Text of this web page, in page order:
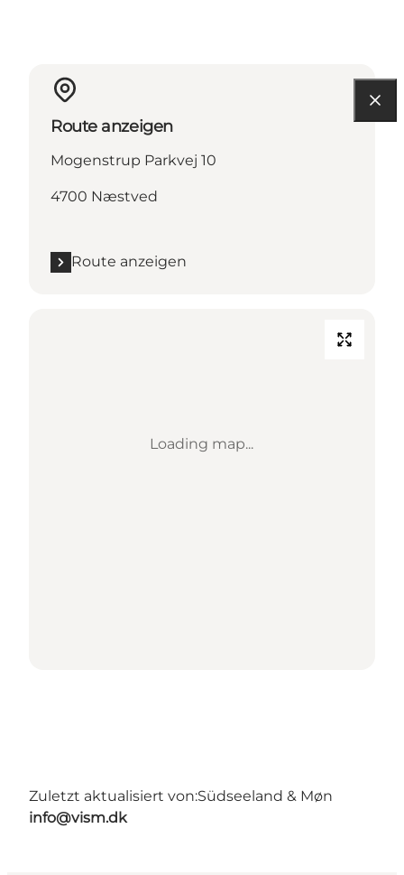
Route anzeigen
Mogenstrup Parkvej 10
4700 Næstved
Route anzeigen
Loading map...
Zuletzt aktualisiert von:Südseeland & Møn
info@vism.dk